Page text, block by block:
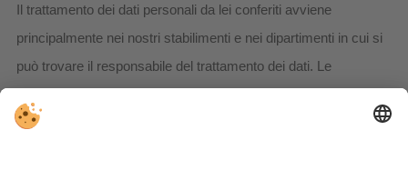
Il trattamento dei dati personali da lei conferiti avviene
principalmente nei nostri stabilimenti e nei dipartimenti in cui si
può trovare il responsabile del trattamento dei dati. Le
esclusivamente in uno degli Stati membri dell’Unione Europea